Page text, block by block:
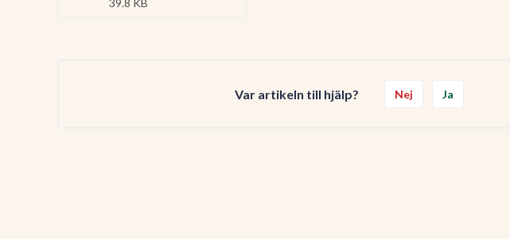
39.8 KB
Var artikeln till hjälp? Nej Ja